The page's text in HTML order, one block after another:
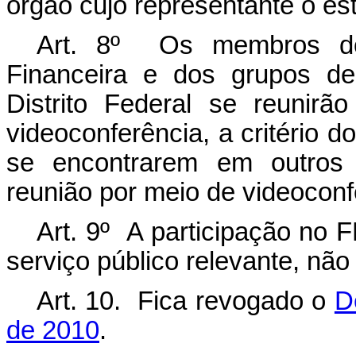
Art. 8º Os membros
Financeira e dos grupos
Distrito Federal se
videoconferência, a critério
se encontrarem em
reunião por meio de
Art. 9º A participação no
serviço público relevante,
Art. 10. Fica revogado o
de 2010.